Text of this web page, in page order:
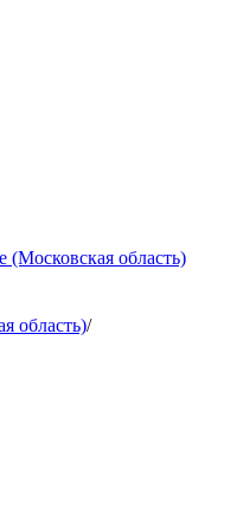
(Московская область)
область)/